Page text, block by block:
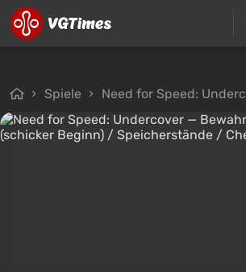
Spiele Need for Speed: